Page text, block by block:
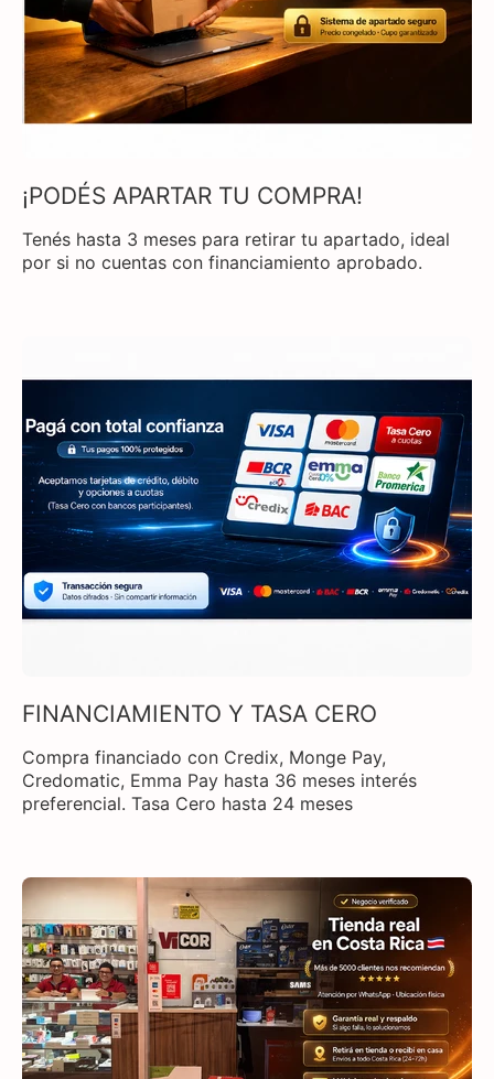
¡PODÉS APARTAR TU COMPRA!
Tenés hasta 3 meses para retirar tu apartado, ideal
por si no cuentas con financiamiento aprobado.
FINANCIAMIENTO Y TASA CERO
Compra financiado con Credix, Monge Pay,
Credomatic, Emma Pay hasta 36 meses interés
preferencial. Tasa Cero hasta 24 meses